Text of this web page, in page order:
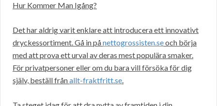
Hur Kommer Man Igång?
Det har aldrig varit enklare att introducera ett innovativt
dryckessortiment. Gå in pånettogrossisten.seoch börja
med att prova ett urval av deras mest populära smaker.
För privatpersoner eller om du bara vill försöka för dig
själv, beställ frånallt-fraktfritt.se.